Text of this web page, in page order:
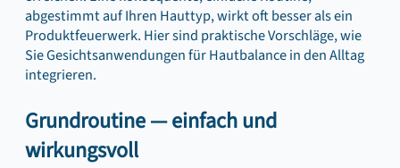
abgestimmt auf Ihren Hauttyp, wirkt oft besser als ein
Produktfeuerwerk. Hier sind praktische Vorschläge, wie
Sie Gesichtsanwendungen für Hautbalance in den Alltag
integrieren.
Grundroutine — einfach und
wirkungsvoll